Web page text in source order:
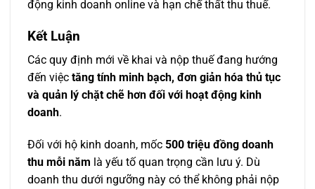
động kinh doanh online và hạn chế thất thu thuế.
Kết Luận
Các quy định mới về khai và nộp thuế đang hướng
đến việc tăng tính minh bạch, đơn giản hóa thủ tục
và quản lý chặt chẽ hơn đối với hoạt động kinh
doanh.
Đối với hộ kinh doanh, mốc 500 triệu đồng doanh
thu mỗi năm là yếu tố quan trọng cần lưu ý. Dù
doanh thu dưới ngưỡng này có thể không phải nộp